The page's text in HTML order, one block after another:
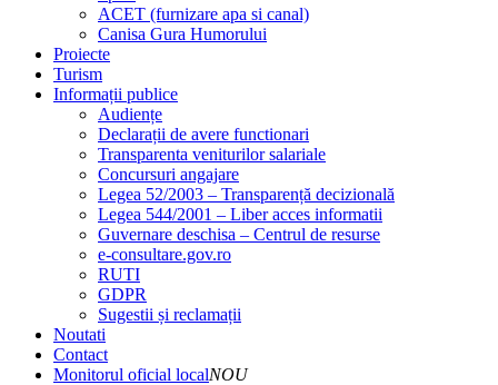
ACET (furnizare apa si canal)
Canisa Gura Humorului
Proiecte
Turism
Informații publice
Audiențe
Declarații de avere functionari
Transparenta veniturilor salariale
Concursuri angajare
Legea 52/2003 – Transparență decizională
Legea 544/2001 – Liber acces informatii
Guvernare deschisa – Centrul de resurse
e-consultare.gov.ro
RUTI
GDPR
Sugestii și reclamații
Noutati
Contact
Monitorul oficial localNOU